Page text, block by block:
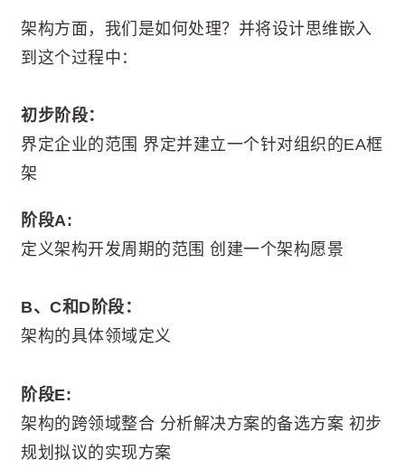
架构方面，我们是如何处理？并将设计思维嵌入
到这个过程中：
初步阶段：
界定企业的范围 界定并建立一个针对组织的EA框
架
阶段A:
定义架构开发周期的范围 创建一个架构愿景
B、C和D阶段：
架构的具体领域定义
阶段E:
架构的跨领域整合 分析解决方案的备选方案 初步
规划拟议的实现方案